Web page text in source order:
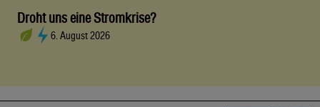
Droht uns eine Stromkrise?
6. August 2026